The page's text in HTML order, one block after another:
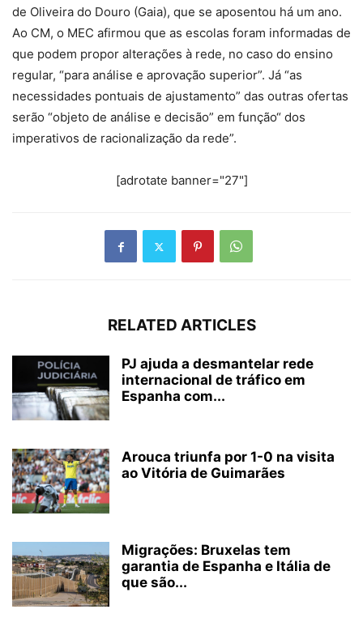
de Oliveira do Douro (Gaia), que se aposentou há um ano.
Ao CM, o MEC afirmou que as escolas foram informadas de
que podem propor alterações à rede, no caso do ensino
regular, “para análise e aprovação superior”. Já “as
necessidades pontuais de ajustamento” das outras ofertas
serão “objeto de análise e decisão” em função“ dos
imperativos de racionalização da rede”.
[adrotate banner="27"]
RELATED ARTICLES
PJ ajuda a desmantelar rede
internacional de tráfico em
Espanha com...
Arouca triunfa por 1-0 na visita
ao Vitória de Guimarães
Migrações: Bruxelas tem
garantia de Espanha e Itália de
que são...